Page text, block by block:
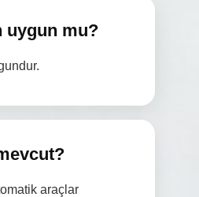
uygun mu?
araçlar